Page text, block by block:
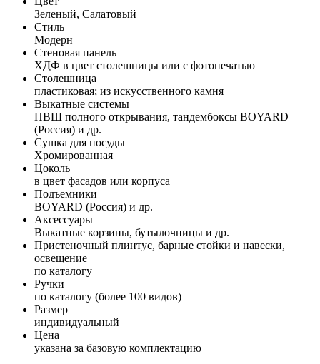
Зеленый, Салатовый
Стиль
Модерн
Стеновая панель
ХДФ в цвет столешницы или с фотопечатью
Столешница
пластиковая; из искусственного камня
Выкатные системы
ПВШ полного открывания, тандембоксы BOYARD
(Россия) и др.
Сушка для посуды
Хромированная
Цоколь
в цвет фасадов или корпуса
Подъемники
BOYARD (Россия) и др.
Аксессуары
Выкатные корзины, бутылочницы и др.
Пристеночный плинтус, барные стойки и навески,
освещение
по каталогу
Ручки
по каталогу (более 100 видов)
Размер
индивидуальный
Цена
указана за базовую комплектацию